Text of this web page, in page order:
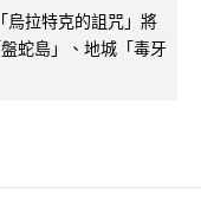
烏拉特克的詛咒」將
蛇島」、地城「毒牙